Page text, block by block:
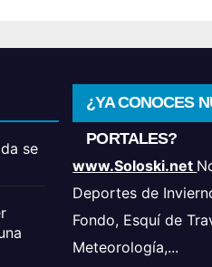
se
¿YA CONOCES
PORTALES?
www.Soloski.net
Deportes de
Fondo, Esquí de
Meteorología,...